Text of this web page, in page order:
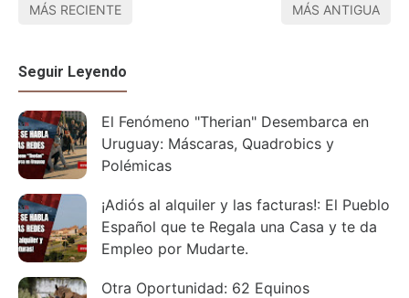
MÁS RECIENTE MÁS ANTIGUA
Seguir Leyendo
El Fenómeno "Therian" Desembarca en
Uruguay: Máscaras, Quadrobics y
Polémicas
¡Adiós al alquiler y las facturas!: El Pueblo
Español que te Regala una Casa y te da
Empleo por Mudarte.
Otra Oportunidad: 62 Equinos